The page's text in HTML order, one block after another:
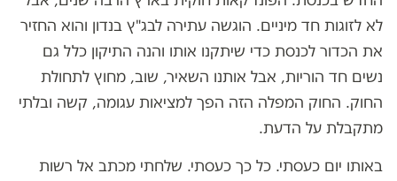
לא לזוגות חד מיניים. הוגשה עתירה לבג"ץ בנדון והוא החזיר
את הכדור לכנסת כדי שיתקנו אותו והנה התיקון כלל גם
נשים חד הוריות, אבל אותנו השאיר, שוב, מחוץ לתחולת
החוק. החוק המפלה הזה הפך למציאות עגומה, קשה ובלתי
מתקבלת על הדעת.
באותו יום כעסתי. כל כך כעסתי. שלחתי מכתב אל רשות